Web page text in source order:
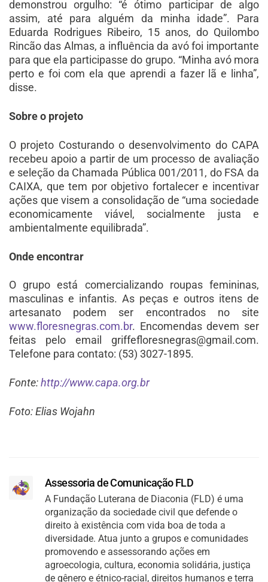
demonstrou orgulho: “é ótimo participar de algo
assim, até para alguém da minha idade”. Para
Eduarda Rodrigues Ribeiro, 15 anos, do Quilombo
Rincão das Almas, a influência da avó foi importante
para que ela participasse do grupo. “Minha avó mora
perto e foi com ela que aprendi a fazer lã e linha”,
disse.
Sobre o projeto
O projeto Costurando o desenvolvimento do CAPA
recebeu apoio a partir de um processo de avaliação
e seleção da Chamada Pública 001/2011, do FSA da
CAIXA, que tem por objetivo fortalecer e incentivar
ações que visem a consolidação de “uma sociedade
economicamente viável, socialmente justa e
ambientalmente equilibrada”.
Onde encontrar
O grupo está comercializando roupas femininas,
masculinas e infantis. As peças e outros itens de
artesanato podem ser encontrados no site
www.floresnegras.com.br. Encomendas devem ser
feitas pelo email griffefloresnegras@gmail.com.
Telefone para contato: (53) 3027-1895.
Fonte:http://www.capa.org.br
Foto: Elias Wojahn
Assessoria de Comunicação FLD
A Fundação Luterana de Diaconia (FLD) é uma
organização da sociedade civil que defende o
direito à existência com vida boa de toda a
diversidade. Atua junto a grupos e comunidades
promovendo e assessorando ações em
agroecologia, cultura, economia solidária, justiça
de gênero e étnico-racial, direitos humanos e terra